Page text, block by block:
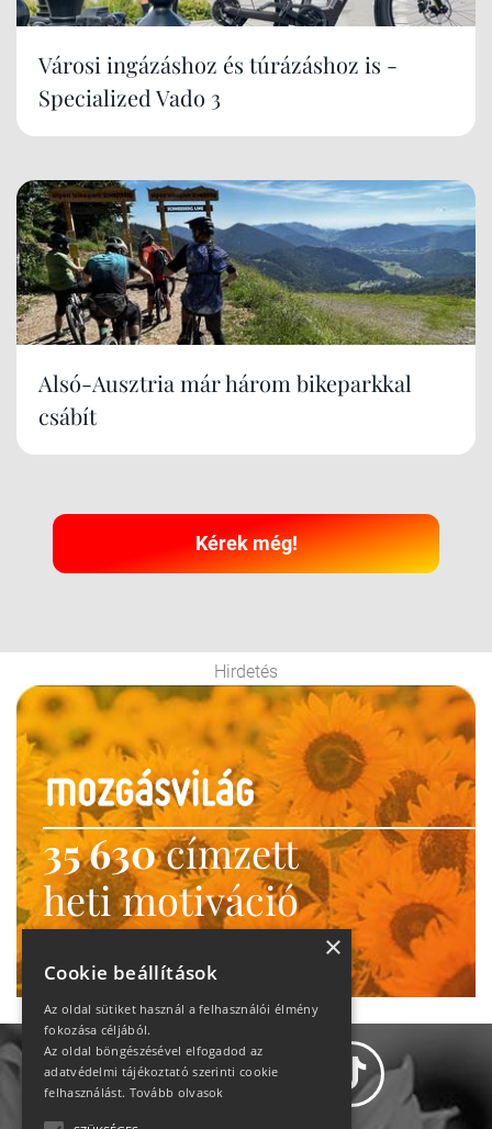
Városi ingázáshoz és túrázáshoz is -
Specialized Vado 3
Alsó-Ausztria már három bikeparkkal
csábít
Kérek még!
Hirdetés
35 630címzett
heti motiváció
Ne maradj le!
×
Cookie beállítások
Az oldal sütiket használ a felhasználói élmény
fokozása céljából.
Az oldal böngészésével elfogadod az
adatvédelmi tájékoztató szerinti cookie
felhasználást. Tovább olvasok